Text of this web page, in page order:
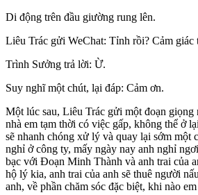
Di động trên đầu giường rung lên.
Liêu Trác gửi WeChat: Tỉnh rồi? Cảm giác
Trình Sưởng trả lời: Ừ.
Suy nghĩ một chút, lại đáp: Cảm ơn.
Một lúc sau, Liêu Trác gửi một đoạn
nhà em tạm thời có việc gấp, không thể ở
sẽ nhanh chóng xử lý và quay lại sớm một
nghỉ ở công ty, mấy ngày nay anh nghỉ
bạc với Đoạn Minh Thành và anh trai của
hộ lý kia, anh trai của anh sẽ thuê người
anh, về phần chăm sóc đặc biệt, khi nào